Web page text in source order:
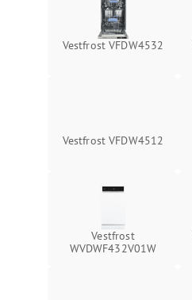
Vestfrost VFDW4532
Vestfrost VFDW4512
Vestfrost
WVDWF432V01W